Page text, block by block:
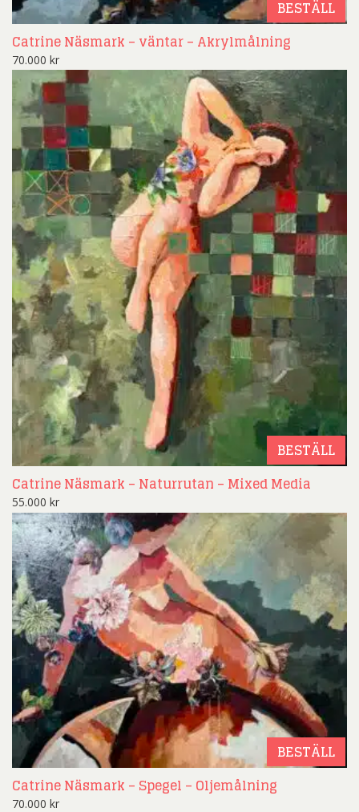
BESTÄLL
Catrine Näsmark – väntar – Akrylmålning
70.000 kr
BESTÄLL
Catrine Näsmark – Naturrutan – Mixed Media
55.000 kr
BESTÄLL
Catrine Näsmark – Spegel – Oljemålning
70.000 kr